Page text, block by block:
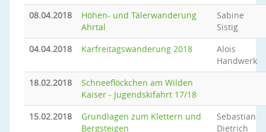
08.04.2018
Höhen- und Tälerwanderung
Ahrtal
Sabine
Sistig
04.04.2018
Karfreitagswanderung 2018
Alois
Handwerk
18.02.2018
Schneeflöckchen am Wilden
Kaiser - Jugendskifahrt 17/18
15.02.2018
Grundlagen zum Klettern und
Bergsteigen
Sebastian
Dietrich